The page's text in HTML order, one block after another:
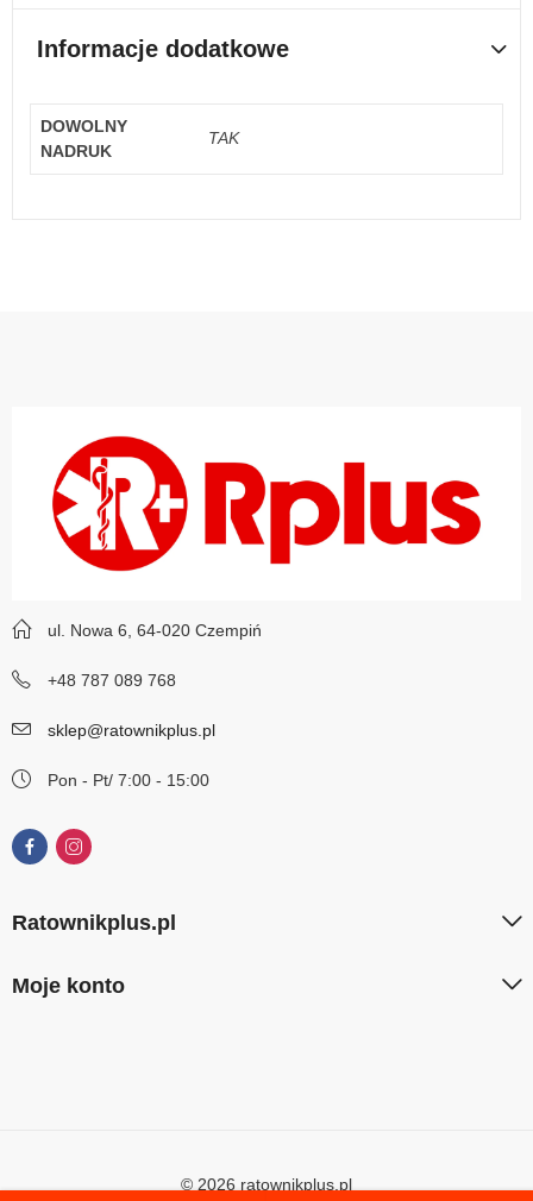
Informacje dodatkowe
DOWOLNY
NADRUK
TAK
ul. Nowa 6, 64-020 Czempiń
+48 787 089 768
sklep@ratownikplus.pl
Pon - Pt/ 7:00 - 15:00
Ratownikplus.pl
Moje konto
© 2026 ratownikplus.pl